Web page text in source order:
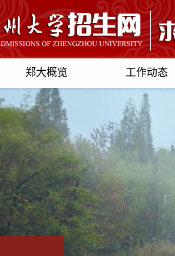
郑大概览 工作动态